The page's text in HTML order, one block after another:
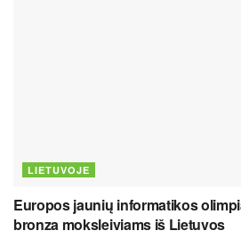
LIETUVOJE
Europos jaunių informatikos
bronza moksleiviams iš Lietuvos